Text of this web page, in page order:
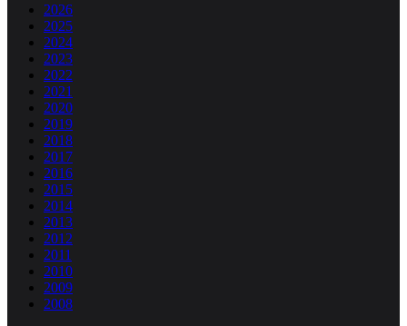
2026
2025
2024
2023
2022
2021
2020
2019
2018
2017
2016
2015
2014
2013
2012
2011
2010
2009
2008